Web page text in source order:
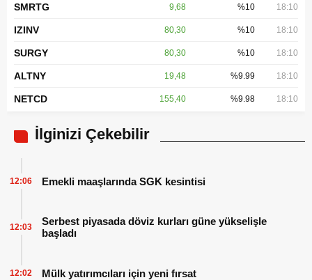
SMRTG 9,68 %10 18:10
IZINV 80,30 %10 18:10
SURGY 80,30 %10 18:10
ALTNY 19,48 %9.99 18:10
NETCD 155,40 %9.98 18:10
İlginizi Çekebilir
Emekli maaşlarında SGK kesintisi
12:06
Serbest piyasada döviz kurları güne yükselişle
başladı
12:03
Mülk yatırımcıları için yeni fırsat
12:02